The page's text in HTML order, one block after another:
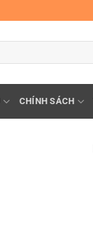
CHÍNH SÁCH